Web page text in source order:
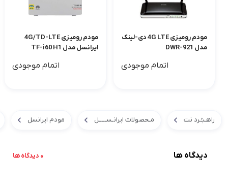
مودم رومیزی 4G LTE دی‌‌-لینک
مدل DWR-921
اتمام موجودی
مودم رومیزی 4G/TD-LTE
ایرانسل مدل TF-i60 H1
اتمام موجودی
راهـبـُـرد نت مـحصولات ایرانـســـــل مودم ایرانسل
دیدگاه ها 0 دیدگاه ها